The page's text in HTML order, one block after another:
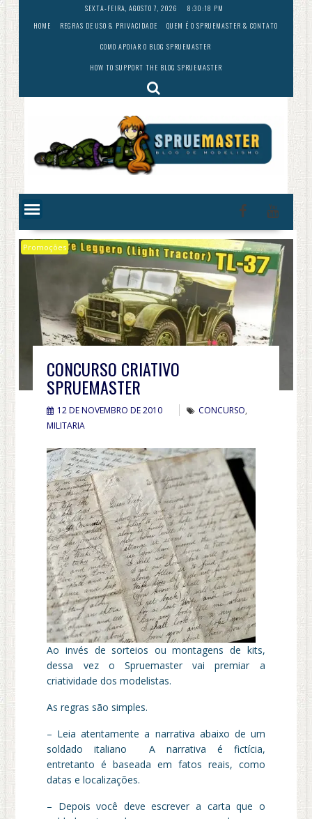
Skip
to
content
SEXTA-FEIRA, AGOSTO 7, 2026
8:30:20 PM
HOME
REGRAS DE USO & PRIVACIDADE
QUEM É O SPRUEMASTER & CONTATO
COMO APOIAR O BLOG SPRUEMASTER
HOW TO SUPPORT THE BLOG SPRUEMASTER
Promoções
CONCURSO CRIATIVO
SPRUEMASTER
12 DE NOVEMBRO DE 2010 CONCURSO,
MILITARIA
Ao invés de sorteios ou montagens de kits,
dessa vez o Spruemaster vai premiar a
criatividade dos modelistas.
As regras são simples.
– Leia atentamente a narrativa abaixo de um
soldado italiano A narrativa é fictícia,
entretanto é baseada em fatos reais, como
datas e localizações.
– Depois você deve escrever a carta que o